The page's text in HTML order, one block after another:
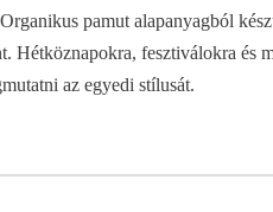
pamut alapanyagból
Hétköznapokra, fesztiválokra és
az egyedi stílusát.